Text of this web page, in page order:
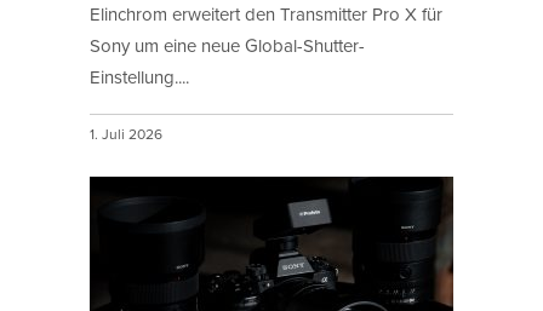
Elinchrom erweitert den Transmitter Pro X für
Sony um eine neue Global-Shutter-
Einstellung....
1. Juli 2026